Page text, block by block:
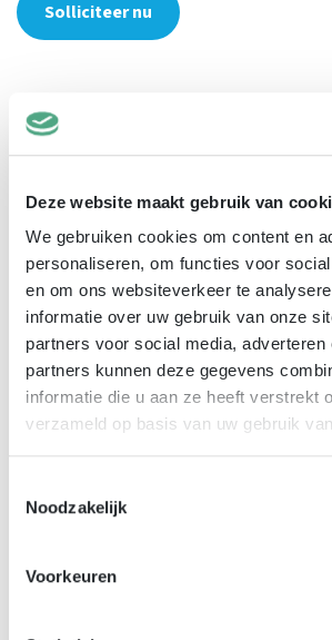
Deze website maakt gebruik van
We gebruiken cookies om content en
personaliseren, om functies voor
en om ons websiteverkeer te
informatie over uw gebruik van onze
partners voor social media, adverteren
partners kunnen deze gegevens
informatie die u aan ze heeft verstrekt
verzameld op basis van uw gebruik
Noodzakelijk
Voorkeuren
Solliciteer nu
Deel deze vacature:
SOLLICITATIE
Solliciteer direct via de
minuten zal je een automatische
ontvangen. Benieuwd naar het